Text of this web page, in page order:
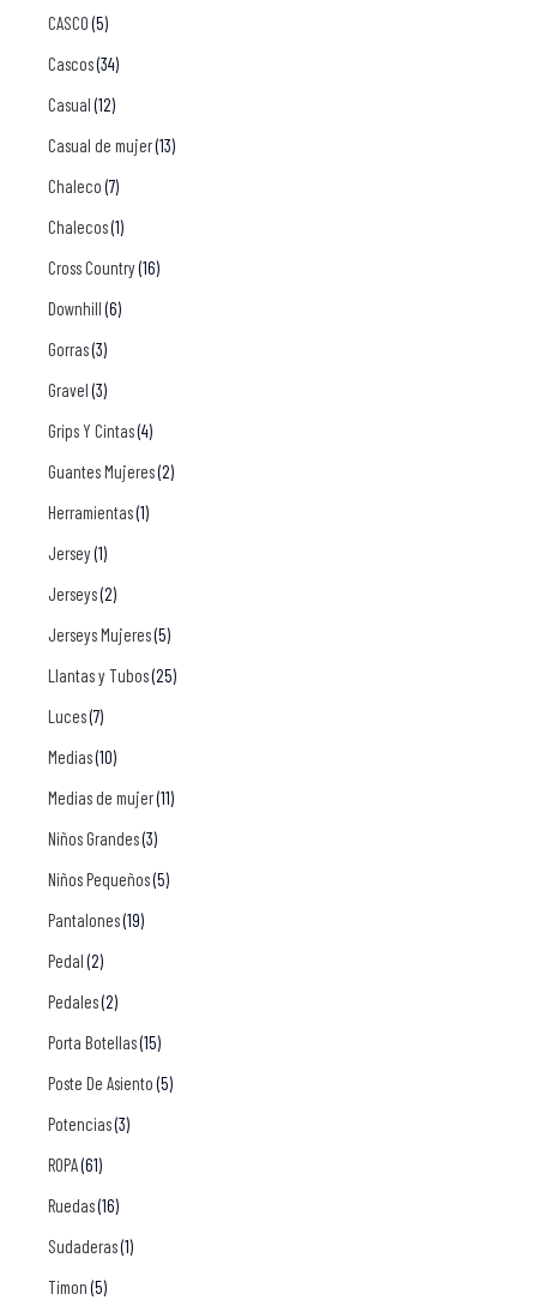
CASCO (5)
Cascos(34)
Casual (12)
Casual de mujer(13)
Chaleco (7)
Chalecos(1)
Cross Country(16)
Downhill (6)
Gorras(3)
Gravel (3)
Grips Y Cintas(4)
Guantes Mujeres(2)
Herramientas(1)
Jersey(1)
Jerseys(2)
Jerseys Mujeres(5)
Llantas y Tubos(25)
Luces(7)
Medias(10)
Medias de mujer(11)
Niños Grandes(3)
Niños Pequeños(5)
Pantalones(19)
Pedal (2)
Pedales(2)
Porta Botellas(15)
Poste De Asiento (5)
Potencias(3)
ROPA(61)
Ruedas(16)
Sudaderas(1)
Timon (5)